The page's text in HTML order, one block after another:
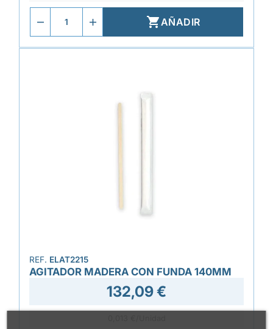
AÑADIR
REF. ELAT2215
AGITADOR MADERA CON FUNDA 140MM
132,09 €